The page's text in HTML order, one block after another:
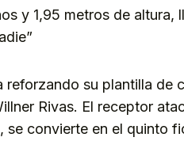
y 1,95 metros de altura,
reforzando su plantilla de
Rivas. El receptor
se convierte en el quinto